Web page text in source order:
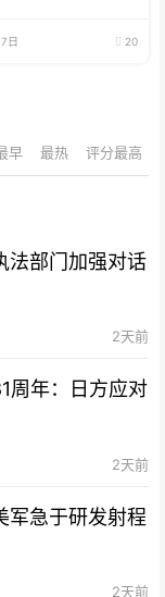
日 20
早 最热 评分最高
法部门加强对话
2天前
周年：日方应对
2天前
军急于研发射程
2天前